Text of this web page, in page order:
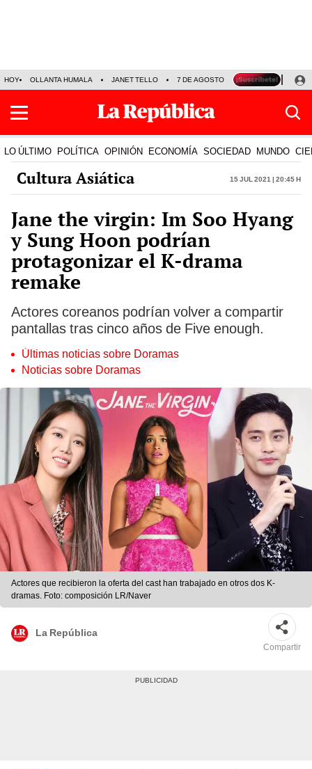
HOY OLLANTA HUMALA JANET TELLO 7 DE AGOSTO TINKA RESULTADOS
LO ÚLTIMO POLÍTICA OPINIÓN ECONOMÍA SOCIEDAD MUNDO
Cultura Asiática 15 Jul 2021 | 20:45 h
Jane the virgin: Im Soo Hyang
y Sung Hoon podrían
protagonizar el K-drama
remake
Actores coreanos podrían volver a compartir
pantallas tras cinco años de Five enough.
Últimas noticias sobre Doramas
Noticias sobre Doramas
Actores que recibieron la oferta del cast han trabajado en otros dos K-
dramas. Foto: composición LR/Naver
La República
Compartir